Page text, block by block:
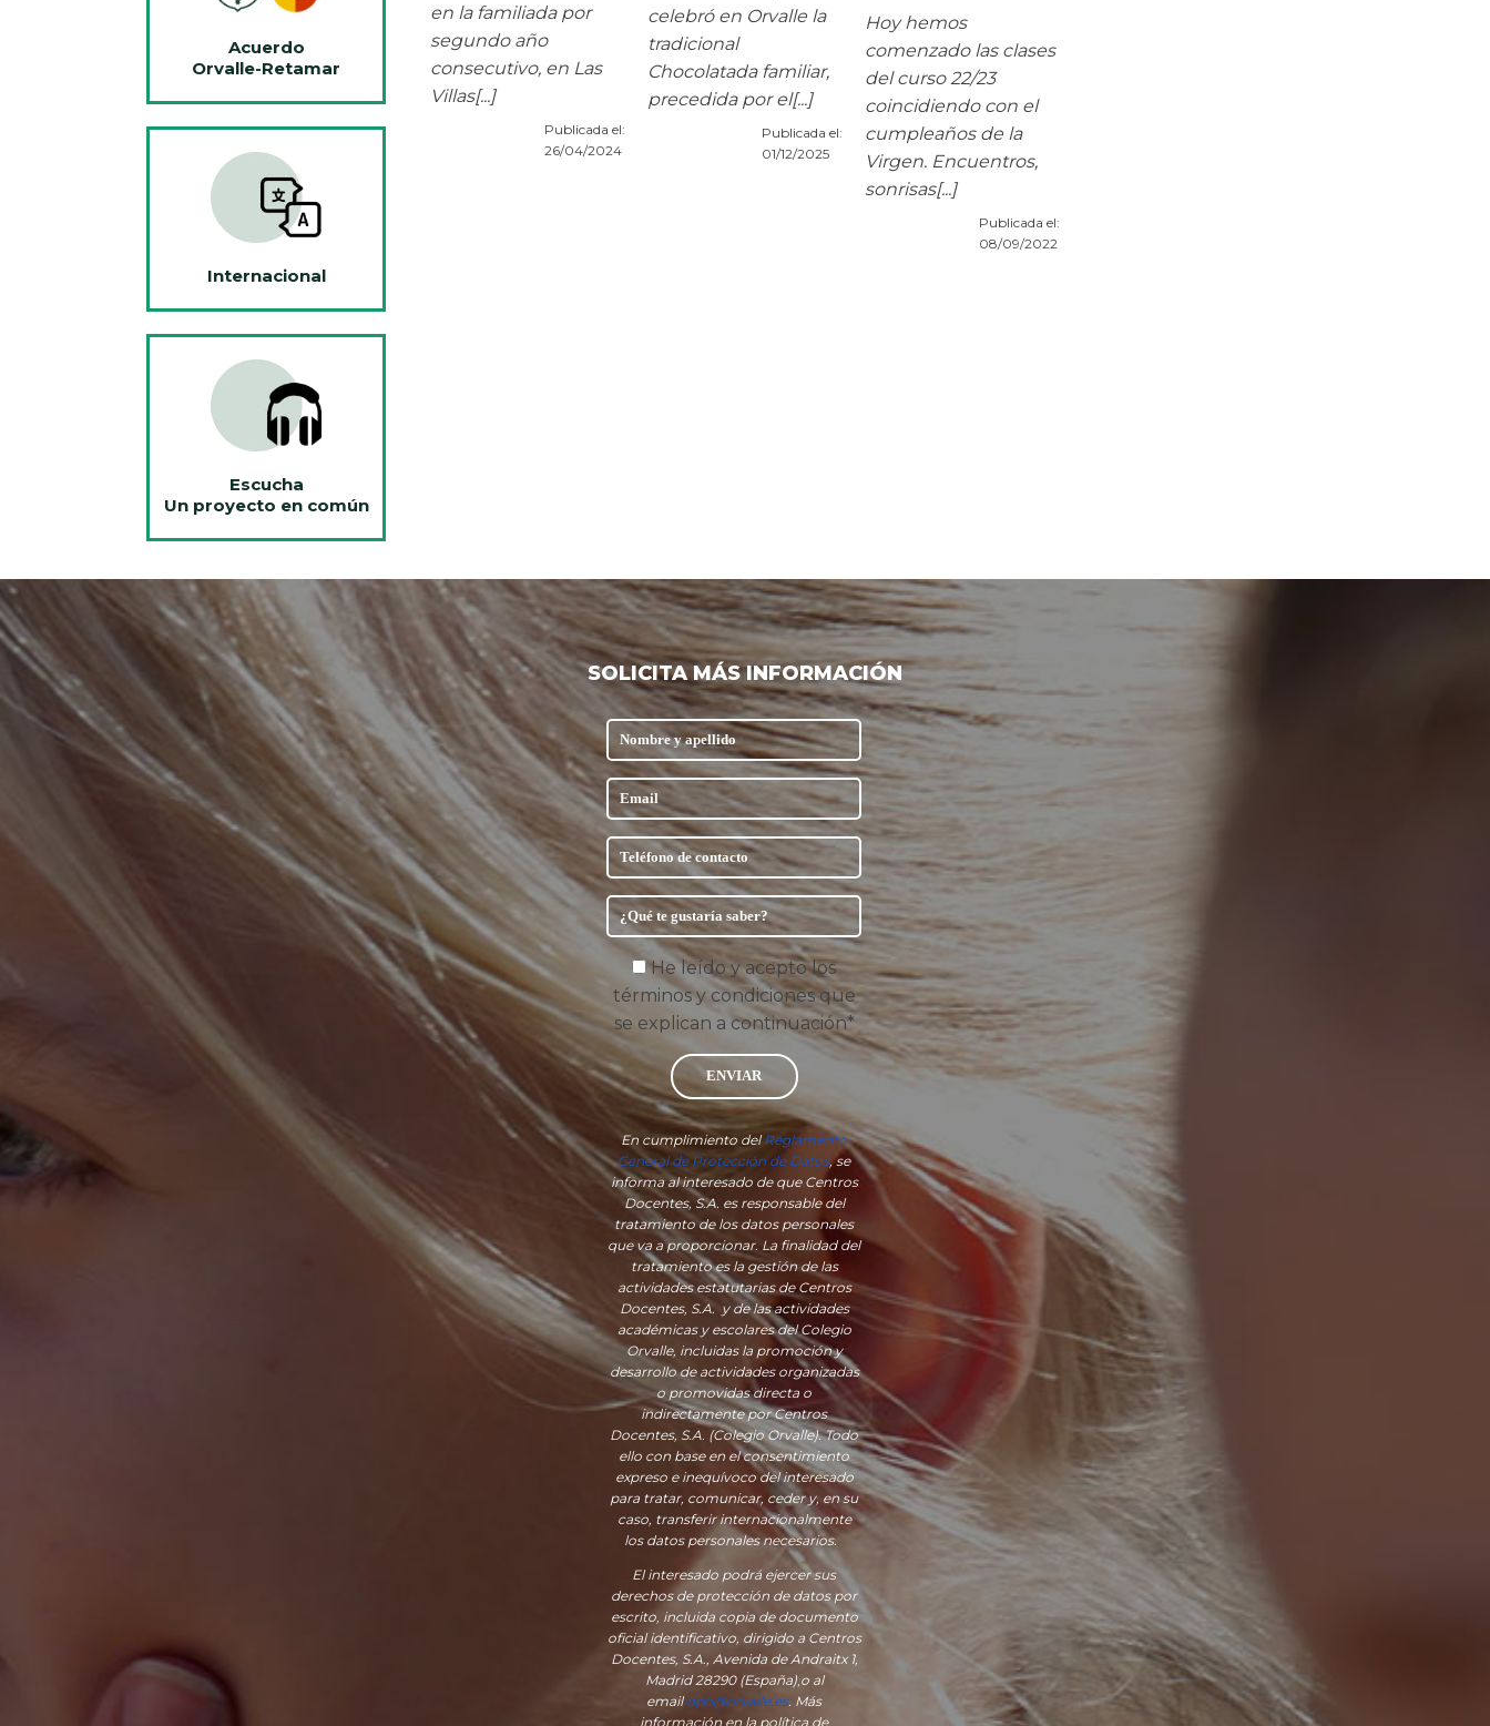
Acuerdo
Orvalle-Retamar
Internacional
Escucha
Un proyecto en común
en la familiada por
segundo año
consecutivo, en Las
Villas[...]
Publicada el:
26/04/2024
celebró en Orvalle la
tradicional
Chocolatada familiar,
precedida por el[...]
Publicada el:
01/12/2025
Hoy hemos
comenzado las clases
del curso 22/23
coincidiendo con el
cumpleaños de la
Virgen. Encuentros,
sonrisas[...]
Publicada el:
08/09/2022
SOLICITA MÁS INFORMACIÓN
He leído y acepto los
términos y condiciones que
se explican a continuación*
ENVIAR
En cumplimiento delReglamento
General de Protección de Datos, se
informa al interesado de que Centros
Docentes, S.A. es responsable del
tratamiento de los datos personales
que va a proporcionar. La finalidad del
tratamiento es la gestión de las
actividades estatutarias de Centros
Docentes, S.A. y de las actividades
académicas y escolares del Colegio
Orvalle, incluidas la promoción y
desarrollo de actividades organizadas
o promovidas directa o
indirectamente por Centros
Docentes, S.A. (Colegio Orvalle). Todo
ello con base en el consentimiento
expreso e inequívoco del interesado
para tratar, comunicar, ceder y, en su
caso, transferir internacionalmente
los datos personales necesarios.
El interesado podrá ejercer sus
derechos de protección de datos por
escrito, incluida copia de documento
oficial identificativo, dirigido a Centros
Docentes, S.A., Avenida de Andraitx 1,
Madrid 28290 (España),o al
emaildpo@orvalle.es. Más
información en la política de